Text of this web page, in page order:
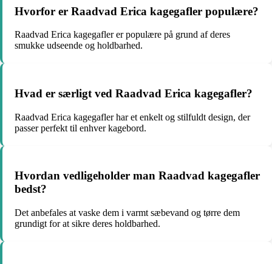
Hvorfor er Raadvad Erica kagegafler populære?
Raadvad Erica kagegafler er populære på grund af deres
smukke udseende og holdbarhed.
Hvad er særligt ved Raadvad Erica kagegafler?
Raadvad Erica kagegafler har et enkelt og stilfuldt design, der
passer perfekt til enhver kagebord.
Hvordan vedligeholder man Raadvad kagegafler
bedst?
Det anbefales at vaske dem i varmt sæbevand og tørre dem
grundigt for at sikre deres holdbarhed.